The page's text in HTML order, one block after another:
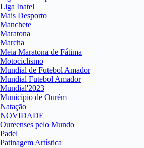
Liga Inatel
Mais Desporto
Manchete
Maratona
Marcha
Meia Maratona de Fátima
Motociclismo
Mundial de Futebol Amador
Mundial Futebol Amador
Mundial'2023
Município de Ourém
Natação
NOVIDADE
Oureenses pelo Mundo
Padel
Patinagem Artística